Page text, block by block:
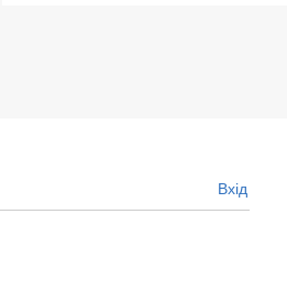
Вхід